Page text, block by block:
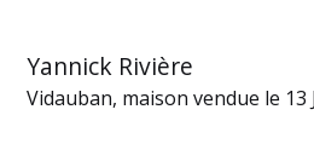
Yannick Rivière
Vidauban, maison vendue le 13